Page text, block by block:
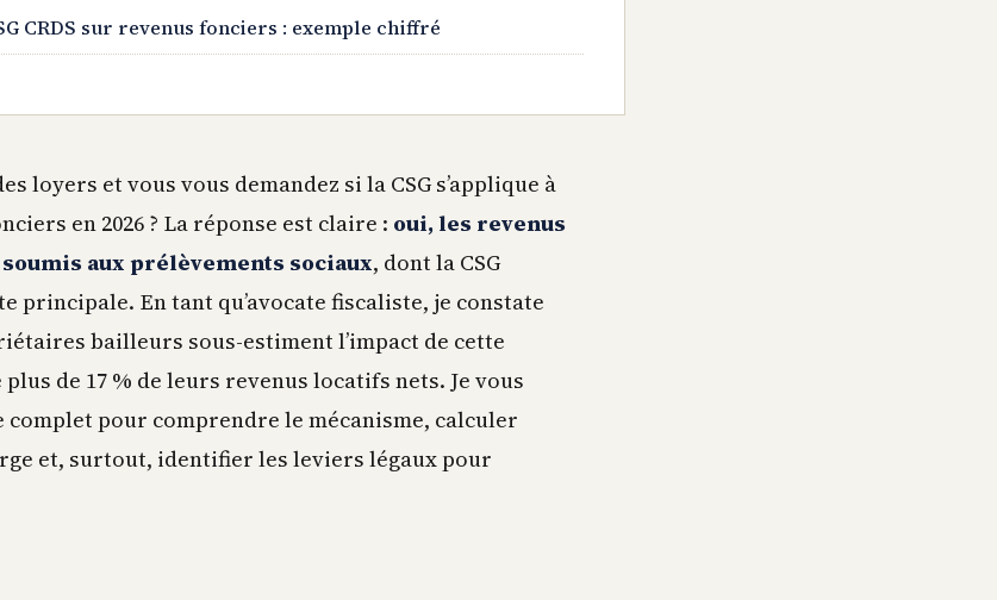
CRDS sur revenus fonciers : exemple chiffré
loyers et vous vous demandez si la CSG s’applique à
en 2026 ? La réponse est claire : oui, les revenus
aux prélèvements sociaux, dont la CSG
principale. En tant qu’avocate fiscaliste, je constate
bailleurs sous-estiment l’impact de cette
de 17 % de leurs revenus locatifs nets. Je vous
complet pour comprendre le mécanisme, calculer
et, surtout, identifier les leviers légaux pour